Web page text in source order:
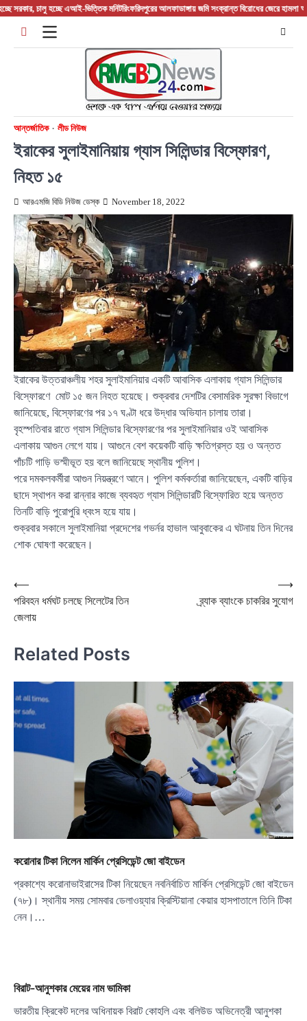
Skipচালু হচ্ছে এআই-ভিত্তিক মনিটরিংফরিদপুরের আলফাডাঙ্গায় জমি সংক্রান্ত বিরোধের জেরে হামলা আহত
আন্তর্জাতিক লীড নিউজ
ইরাকের সুলাইমানিয়ায় গ্যাস সিলিন্ডার বিস্ফোরণ,
নিহত ১৫
আরএমজি বিডি নিউজ ডেস্ক November 18, 2022
ইরাকের উত্তরাঞ্চলীয় শহর সুলাইমানিয়ার একটি আবাসিক এলাকায় গ্যাস সিলিন্ডার
বিস্ফোরণে মোট ১৫ জন নিহত হয়েছে। শুক্রবার দেশটির বেসামরিক সুরক্ষা বিভাগে
জানিয়েছে, বিস্ফোরণের পর ১৭ ঘণ্টা ধরে উদ্ধার অভিযান চালায় তারা।
বৃহস্পতিবার রাতে গ্যাস সিলিন্ডার বিস্ফোরণের পর সুলাইমানিয়ার ওই আবাসিক
এলাকায় আগুন লেগে যায়। আগুনে বেশ কয়েকটি বাড়ি ক্ষতিগ্রস্ত হয় ও অন্তত
পাঁচটি গাড়ি ভস্মীভূত হয় বলে জানিয়েছে স্থানীয় পুলিশ।
পরে দমকলকর্মীরা আগুন নিয়ন্ত্রণে আনে। পুলিশ কর্মকর্তারা জানিয়েছেন, একটি বাড়ির
ছাদে স্থাপন করা রান্নার কাজে ব্যবহৃত গ্যাস সিলিন্ডারটি বিস্ফোরিত হয়ে অন্তত
তিনটি বাড়ি পুরোপুরি ধ্বংস হয়ে যায়।
শুক্রবার সকালে সুলাইমানিয়া প্রদেশের গভর্নর হাভাল আবুবাকের এ ঘটনায় তিন দিনের
শোক ঘোষণা করেছেন।
Post
navigation
⟵
পরিবহন ধর্মঘট চলছে সিলেটের তিন
জেলায়
ব্র্যাক ব্যাংকে চাকরির সুযোগ
⟶
Related Posts
করোনার টিকা নিলেন মার্কিন প্রেসিডেন্ট জো বাইডেন
প্রকাশ্যে করোনাভাইরাসের টিকা নিয়েছেন নবনির্বাচিত মার্কিন প্রেসিডেন্ট জো বাইডেন
(৭৮)। স্থানীয় সময় সোমবার ডেলাওয়্যার ক্রিস্টিয়ানা কেয়ার হাসপাতালে তিনি টিকা
নেন।…
বিরাট-আনুশকার মেয়ের নাম ভামিকা
ভারতীয় ক্রিকেট দলের অধিনায়ক বিরাট কোহলি এবং বলিউড অভিনেত্রী আনুশকা